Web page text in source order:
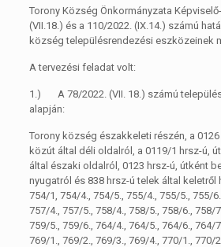
Torony Község Önkormányzata
(VII.18.) és a 110/2022. (IX.14.) számú
község településrendezési eszközeinek
A tervezési feladat volt:
1.) A 78/2022. (VII. 18.) számú
alapján:
Torony község északkeleti részén, a
közút által déli oldalról, a 0119/1 hrsz-ú,
által északi oldalról, 0123 hrsz-ú, útként
nyugatról és 838 hrsz-ú telek által keletről
754/1, 754/4., 754/5., 755/4., 755/5., 755/
757/4., 757/5., 758/4., 758/5., 758/6., 758/
759/5., 759/6., 764/4., 764/5., 764/6., 764/
769/1., 769/2., 769/3., 769/4., 770/1., 770/